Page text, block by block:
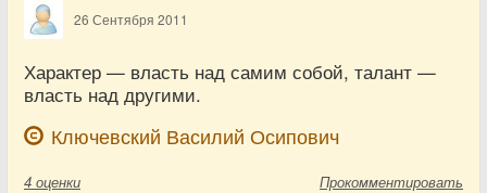
26 Сентября 2011
Характер — власть над самим собой, талант —
власть над другими.
Ключевский Василий Осипович
4 оценки Прокомментировать